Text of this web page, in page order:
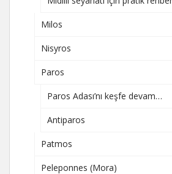
Milos
Nisyros
Paros
Paros Adası’nı keşfe devam…
Antiparos
Patmos
Peleponnes (Mora)